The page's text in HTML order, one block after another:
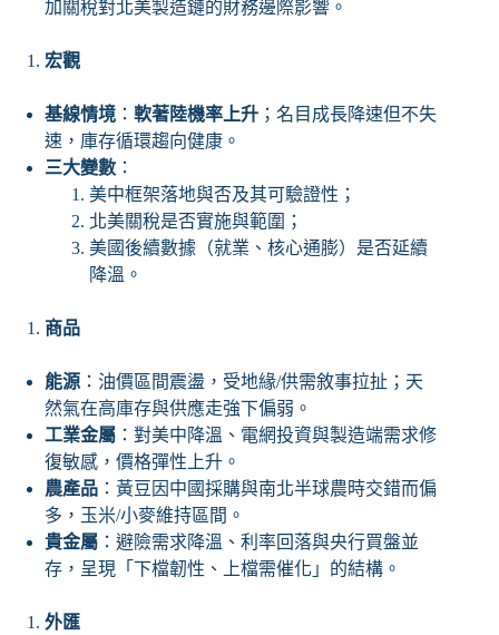
加關稅對北美製造鏈的財務邊際影響。
宏觀
基線情境 ： 軟著陸機率上升 ；名目成長降速但不失
速，庫存循環趨向健康。
三大變數 ：
美中框架落地與否及其可驗證性；
北美關稅是否實施與範圍；
美國後續數據（就業、核心通膨）是否延續
降溫。
商品
能源 ：油價區間震盪，受地緣/供需敘事拉扯；天
然氣在高庫存與供應走強下偏弱。
工業金屬 ：對美中降溫、電網投資與製造端需求修
復敏感，價格彈性上升。
農產品 ：黃豆因中國採購與南北半球農時交錯而偏
多，玉米/小麥維持區間。
貴金屬 ：避險需求降溫、利率回落與央行買盤並
存，呈現「下檔韌性、上檔需催化」的結構。
外匯